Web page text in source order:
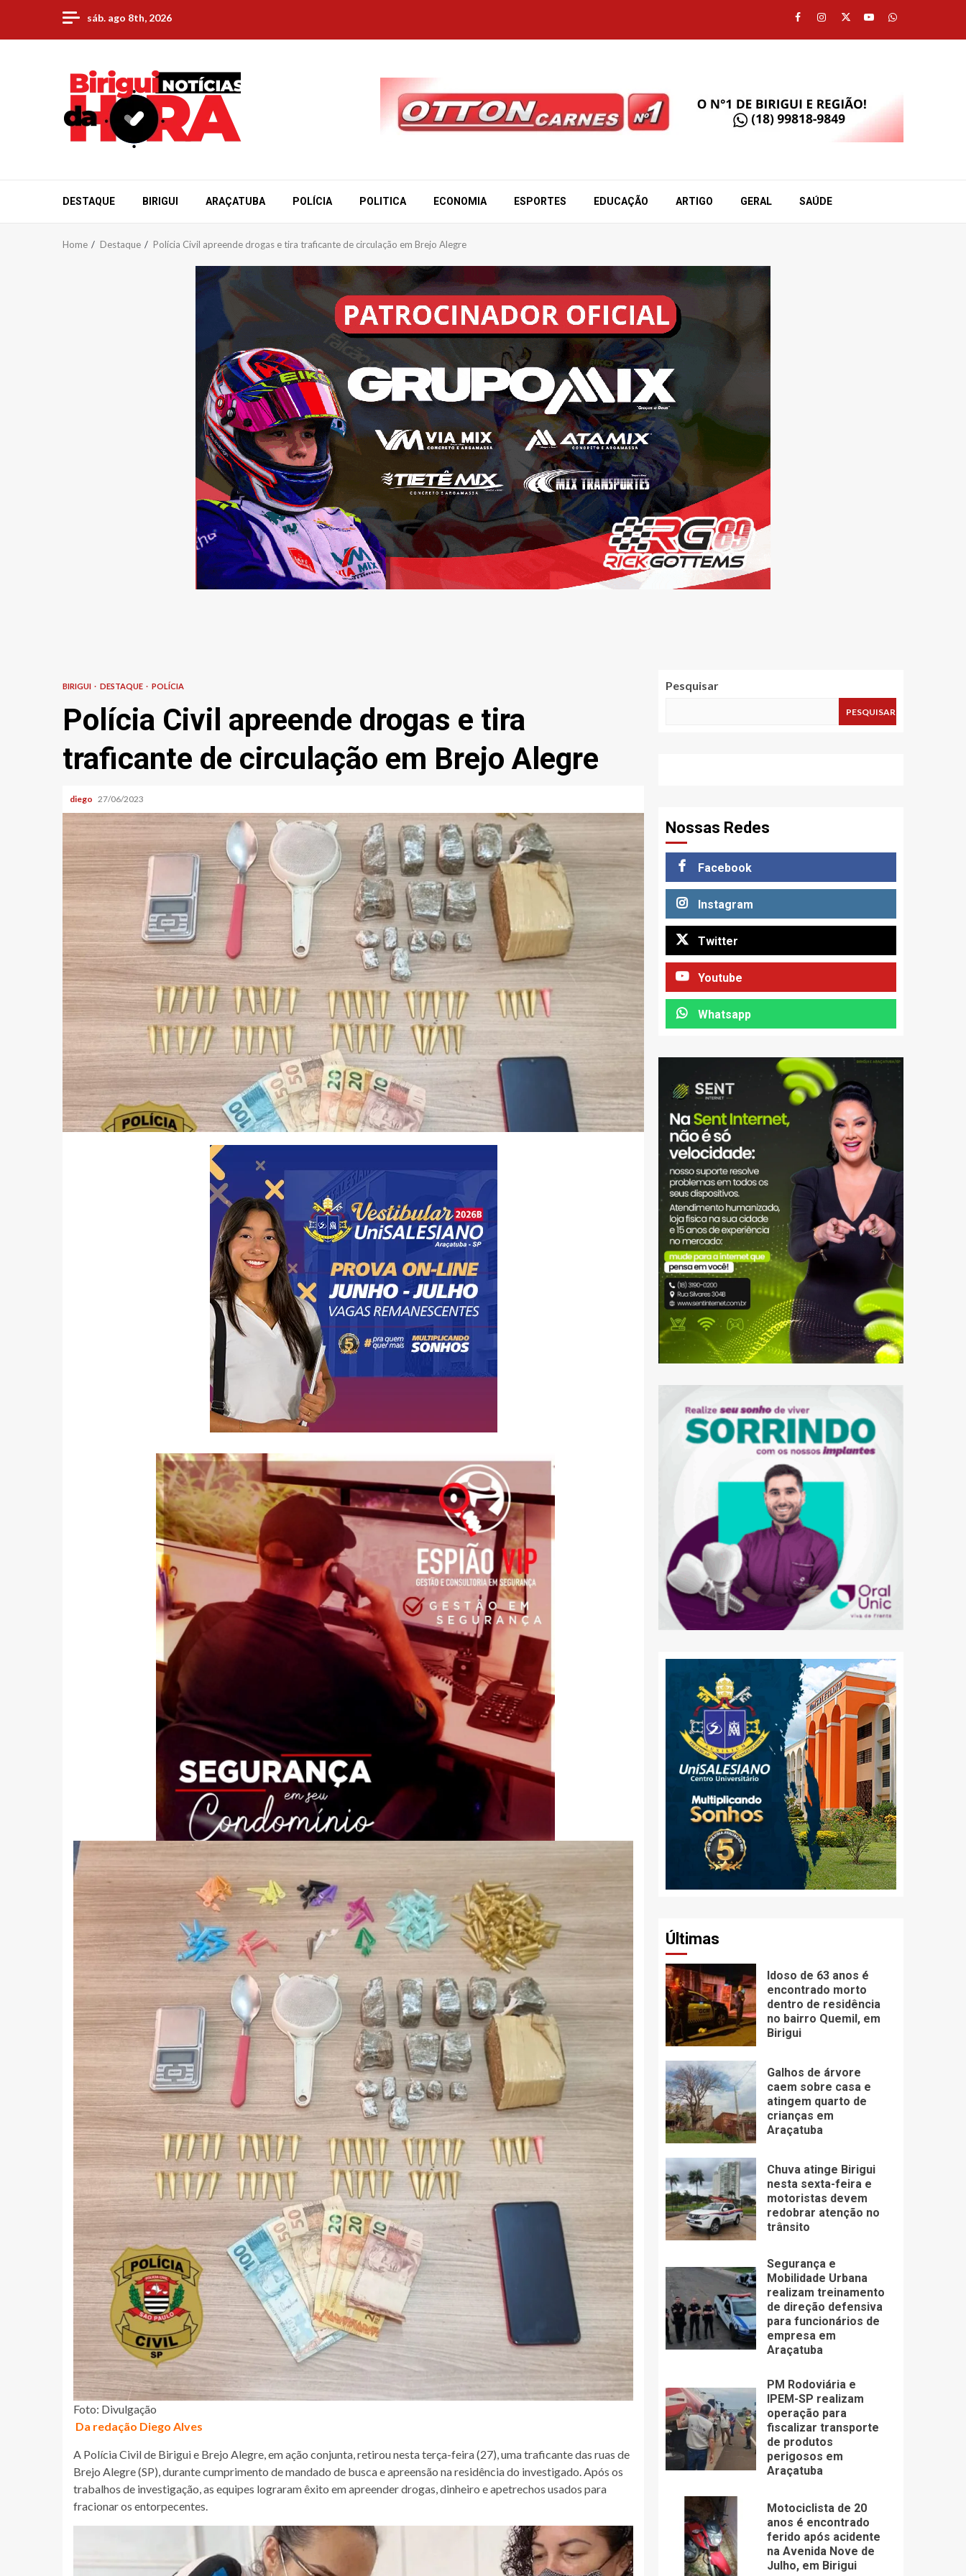
content
sáb. ago 8th, 2026 Facebook
Instagram
TwitterYoutubeWhatsapp
DESTAQUE BIRIGUI ARAÇATUBA POLÍCIA POLITICA ECONOMIA ESPORTES EDUCAÇÃO ARTIGO GERAL SAÚDE
Home Destaque Polícia Civil apreende drogas e tira traficante de circulação em Brejo Alegre
BIRIGUI DESTAQUE POLÍCIA
Polícia Civil apreende drogas e tira
traficante de circulação em Brejo Alegre
diego 27/06/2023
Foto: Divulgação
Da redação Diego Alves
A Polícia Civil de Birigui e Brejo Alegre, em ação conjunta, retirou nesta terça-feira (27), uma traficante das ruas de
Brejo Alegre (SP), durante cumprimento de mandado de busca e apreensão na residência do investigado. Após os
trabalhos de investigação, as equipes lograram êxito em apreender drogas, dinheiro e apetrechos usados para
fracionar os entorpecentes.
Pesquisar
PESQUISAR
Nossas Redes
Facebook
Instagram
Twitter
Youtube
Whatsapp
Últimas
Idoso de 63 anos é
encontrado morto
dentro de residência
no bairro Quemil, em
Birigui
Galhos de árvore
caem sobre casa e
atingem quarto de
crianças em
Araçatuba
Chuva atinge Birigui
nesta sexta-feira e
motoristas devem
redobrar atenção no
trânsito
Segurança e
Mobilidade Urbana
realizam treinamento
de direção defensiva
para funcionários de
empresa em
Araçatuba
PM Rodoviária e
IPEM-SP realizam
operação para
fiscalizar transporte
de produtos
perigosos em
Araçatuba
Motociclista de 20
anos é encontrado
ferido após acidente
na Avenida Nove de
Julho, em Birigui